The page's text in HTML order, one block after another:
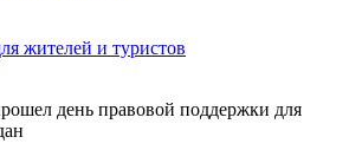
день правовой поддержки для